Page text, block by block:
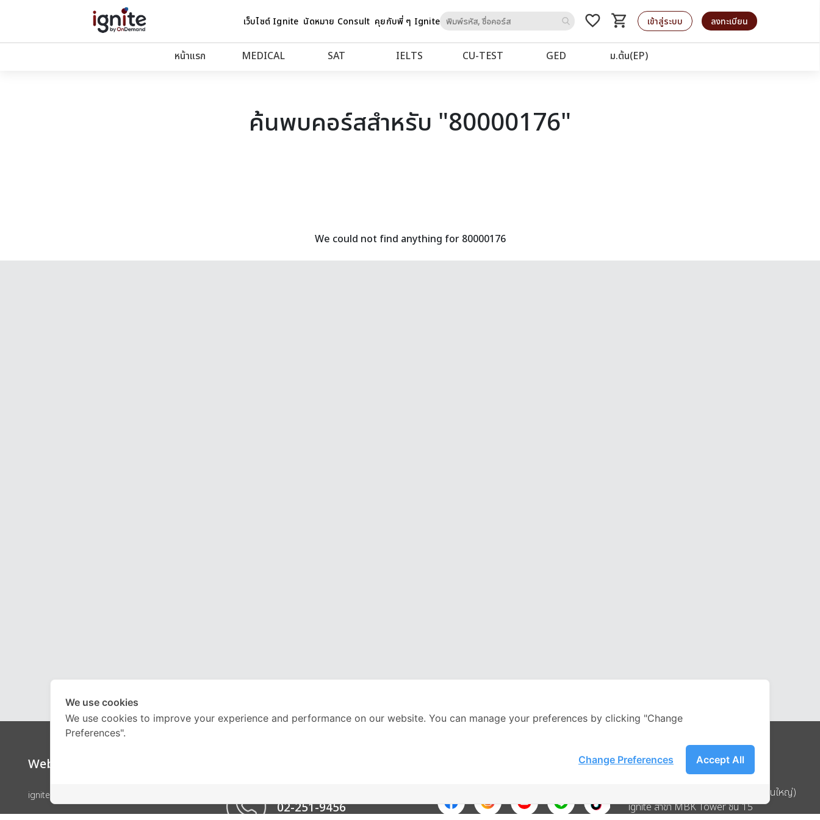
เว็บไซต์ Ignite นัดหมาย Consult คุยกับพี่ ๆ Igniteto
favorite_border shopping_cart
รถเข็น เข้าสู่ระบบ ลงทะเบียน
หน้าแรก MEDICAL SAT IELTS CU‑TEST GED ม.ต้น(EP)
ค้นพบคอร์สสำหรับ "80000176"
We could not find anything for 80000176
Website
ignite by OnDemand
02-251-9456
Address
บริษัท อิกไนท์ เอ สตาร์ จำกัด (สำนักงานใหญ่)
ignite สาขา MBK Tower ชั้น 15
We use cookies
We use cookies to improve your experience and performance on our website. You can manage your preferences by clicking "Change
Preferences".
Accept All
Change Preferences